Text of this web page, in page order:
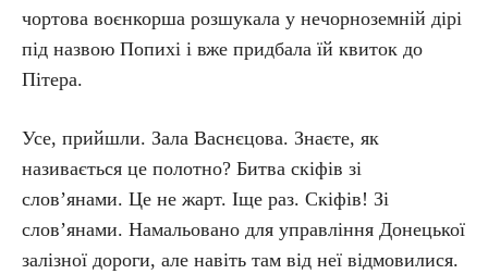
чортова воєнкорша розшукала у нечорноземній дірі
під назвою Попихі і вже придбала їй квиток до
Пітера.
Усе, прийшли. Зала Васнєцова. Знаєте, як
називається це полотно? Битва скіфів зі
слов’янами. Це не жарт. Іще раз. Скіфів! Зі
слов’янами. Намальовано для управління Донецької
залізної дороги, але навіть там від неї відмовилися.